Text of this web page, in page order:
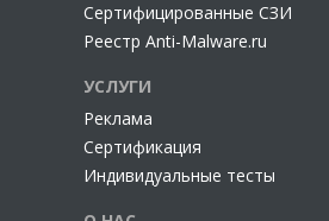
Сертифицированные СЗИ
Реестр Anti-Malware.ru
УСЛУГИ
Реклама
Сертификация
Индивидуальные тесты